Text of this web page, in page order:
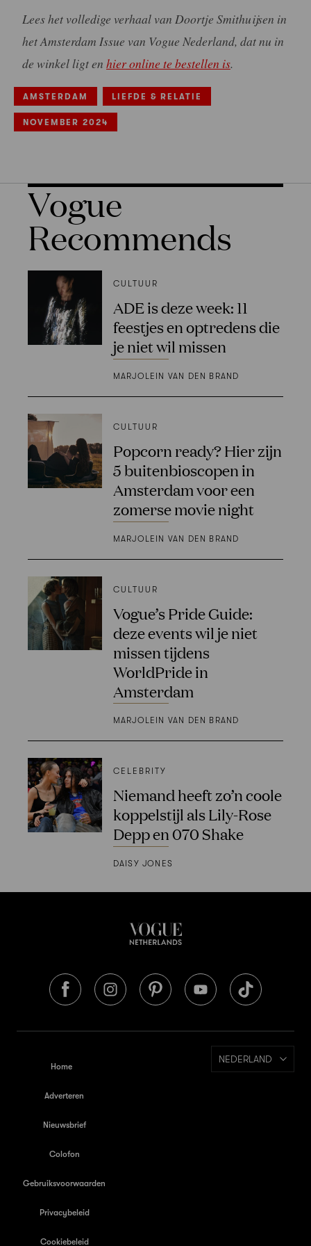
Lees het volledige verhaal van Doortje Smithuijsen in
het Amsterdam Issue van Vogue Nederland, dat nu in
de winkel ligt en hier online te bestellen is.
AMSTERDAM LIEFDE & RELATIE
NOVEMBER 2024
Vogue
Recommends
CULTUUR
ADE is deze week: 11
feestjes en optredens die
je niet wil missen
MARJOLEIN VAN DEN BRAND
CULTUUR
Popcorn ready? Hier zijn
5 buitenbioscopen in
Amsterdam voor een
zomerse movie night
MARJOLEIN VAN DEN BRAND
CULTUUR
Vogue’s Pride Guide:
deze events wil je niet
missen tijdens
WorldPride in
Amsterdam
MARJOLEIN VAN DEN BRAND
CELEBRITY
Niemand heeft zo’n coole
koppelstijl als Lily-Rose
Depp en 070 Shake
DAISY JONES
Home
Adverteren
Nieuwsbrief
Colofon
Gebruiksvoorwaarden
Privacybeleid
Cookiebeleid
NEDERLAND